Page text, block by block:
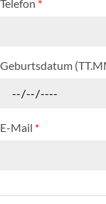
Telefon *
Geburtsdatum
E-Mail *